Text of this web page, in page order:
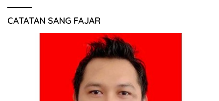
CATATAN SANG FAJAR